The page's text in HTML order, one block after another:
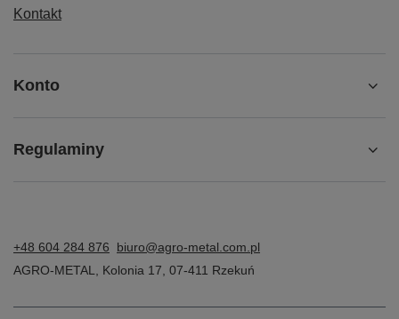
Kontakt
Konto
Regulaminy
+48 604 284 876
biuro@agro-metal.com.pl
AGRO-METAL, Kolonia 17, 07-411 Rzekuń